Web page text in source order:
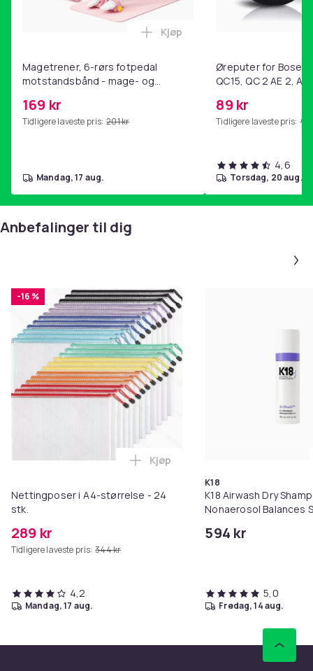
Magetrener, 6-rørs fotpedal
motstandsbånd - mage- og
hjemmegymnastikk Pink
169 kr
Tidligere laveste pris: 201 kr
Legg Magetrener, 6-rørs
Kjøp
mandag, 17 aug.
Øreputer for Bose
QC15, QC 2 AE 2, AE
89 kr
Tidligere laveste pris: 99
4,6
torsdag, 20 aug.
Anbefalinger til dig
-16 %
Nettingposer i A4-størrelse - 24
stk.
289 kr
Tidligere laveste pris: 344 kr
Legg Nettingposer i A4-
Kjøp
4,2
mandag, 17 aug.
K18
K18 Airwash Dry
Nonaerosol Balances
594 kr
5,0
fredag, 14 aug.